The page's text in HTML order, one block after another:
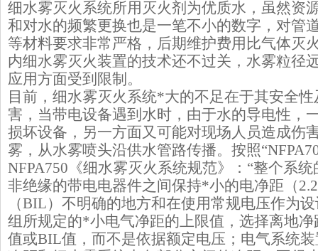
细水雾灭火系统所用灭火剂为优质水，虽然资
和对水的频繁更换也是一笔不小的数字，对管
等材料要求非常严格，后期维护费用比气体灭
内细水雾灭火装置的技术还不过关，水雾粒径
应用方面受到限制。
目前，细水雾灭火系统*大的不足在于其安全
害，当带电设备遇到水时，由于水的导电性，
损坏设备，另一方面又可能对现场人员造成伤
雾，从水雾喷头沿供水管路传播。按照
NFPA750《细水雾灭火系统规范》：“整个系
非绝缘的带电电器件之间保持*小的电净距（
（BIL）不明确的地方和在使用常规电压作为
组所规定的*小电气净距的上限值，选择离地
值或BIL值，而不是依据额定电压；电气系统